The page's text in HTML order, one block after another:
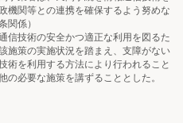
機関等との連携を確保するよう努めな
関係）
技術の安全かつ適正な利用を図るた
施策の実施状況を踏まえ、支障がない
術を利用する方法により行われること
必要な施策を講ずることとした。